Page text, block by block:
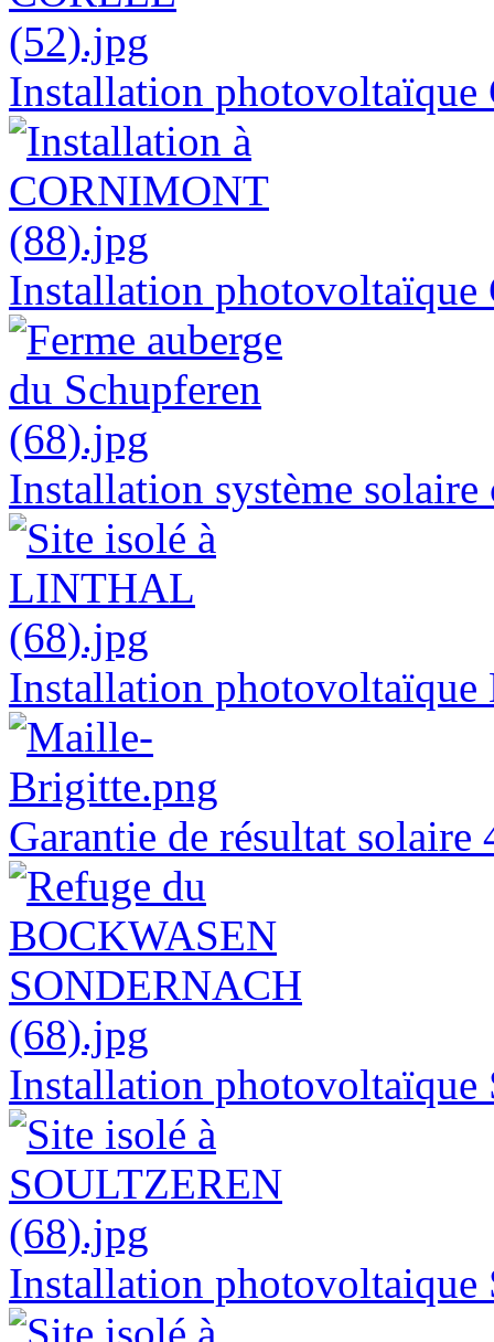
Installation photovoltaïque
Installation
Installation système
Installation
Garantie de résultat
Installation
Installation photovoltaique